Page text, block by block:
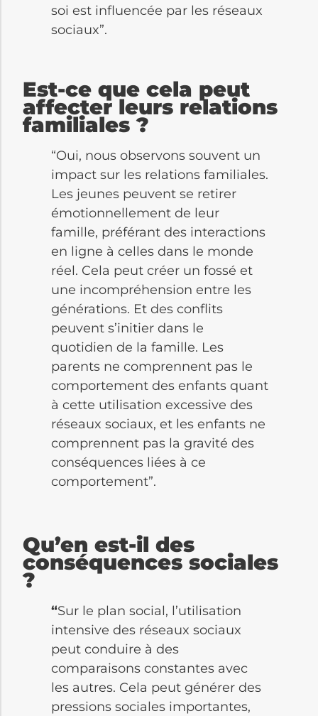
soi est influencée par les réseaux
sociaux”.
Est-ce que cela peut
affecter leurs relations
familiales ?
“Oui, nous observons souvent un
impact sur les relations familiales.
Les jeunes peuvent se retirer
émotionnellement de leur
famille, préférant des interactions
en ligne à celles dans le monde
réel. Cela peut créer un fossé et
une incompréhension entre les
générations. Et des conflits
peuvent s’initier dans le
quotidien de la famille. Les
parents ne comprennent pas le
comportement des enfants quant
à cette utilisation excessive des
réseaux sociaux, et les enfants ne
comprennent pas la gravité des
conséquences liées à ce
comportement”.
Qu’en est-il des
conséquences sociales
?
“Sur le plan social, l’utilisation
intensive des réseaux sociaux
peut conduire à des
comparaisons constantes avec
les autres. Cela peut générer des
pressions sociales importantes,